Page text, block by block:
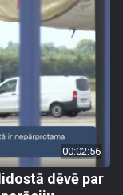
00:02:56
dēvē par